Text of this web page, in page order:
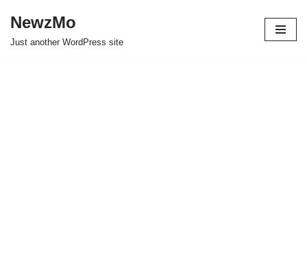
Skip
NewzMo
Just another WordPress site